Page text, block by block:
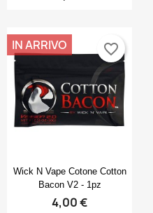
Anteprima
Wick N Vape Cotone Cotton
Bacon V2 - 1pz
4,00 €
IN ARRIVO favorite_border